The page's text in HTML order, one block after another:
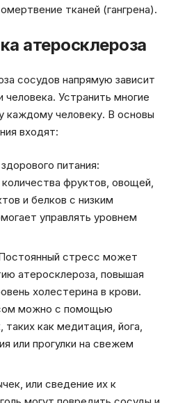
тканей (гангрена).
атеросклероза
сосудов напрямую зависит
человека. Устранить многие
каждому человеку. В основы
входят:
питания:
фруктов, овощей,
и белков с низким
управлять уровнем
стресс может
атеросклероза, повышая
холестерина в крови.
можно с помощью
таких как медитация, йога,
или прогулки на свежем
или сведение их к